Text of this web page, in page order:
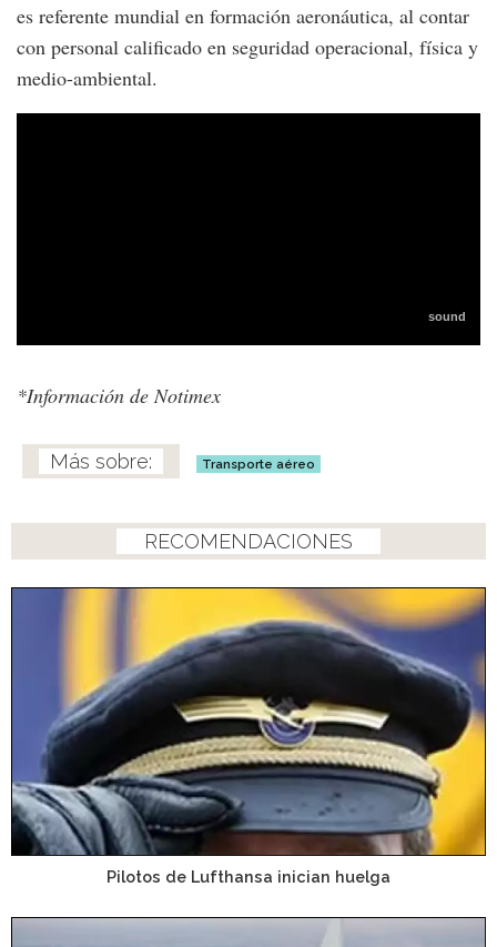
es referente mundial en formación aeronáutica, al contar
con personal calificado en seguridad operacional, física y
medio-ambiental.
*Información de Notimex
Transporte aéreo
RECOMENDACIONES
Pilotos de Lufthansa inician huelga